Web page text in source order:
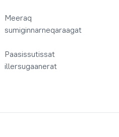
Meeraq
sumiginnarneqaraagat
Paasissutissat
illersugaanerat